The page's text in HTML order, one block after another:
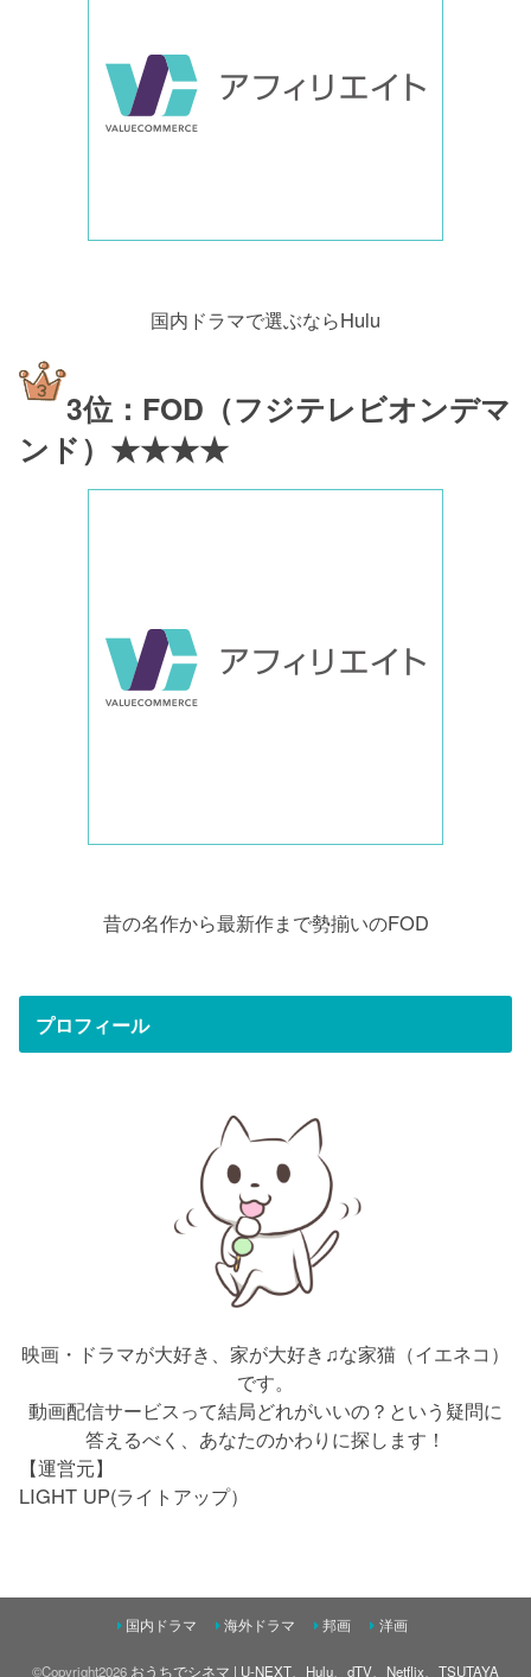
国内ドラマで選ぶならHulu
3位：FOD（フジテレビオンデマ
ンド）★★★★
昔の名作から最新作まで勢揃いのFOD
プロフィール
映画・ドラマが大好き、家が大好き♫な家猫（イエネコ）
です。
動画配信サービスって結局どれがいいの？という疑問に
答えるべく、あなたのかわりに探します！
【運営元】
LIGHT UP(ライトアップ）
国内ドラマ 海外ドラマ 邦画 洋画
©Copyright2026 おうちでシネマ | U-NEXT、Hulu、dTV、Netflix、TSUTAYA